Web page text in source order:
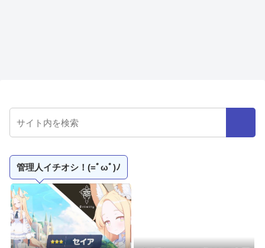
管理人イチオシ！(=ﾟωﾟ)ﾉ